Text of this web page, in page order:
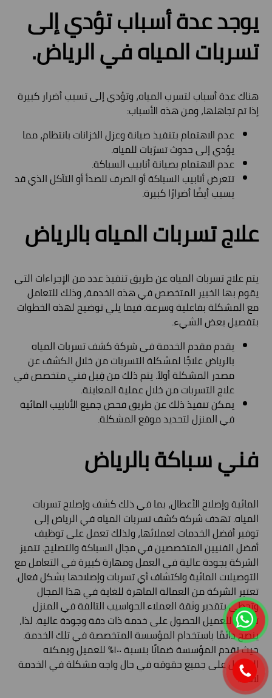
يوجد عدة أسباب تؤدي إلى
تسربات المياه في الرياض.
هناك عدة أسباب لتسرب المياه، وتؤدي إلى تسبب أضرار كبيرة
إذا تم تجاهلها، ومن هذه الأسباب:
عدم الاهتمام بتنفيذ صيانة وعزل الخزانات بانتظام، مما
يؤدي إلى حدوث تسرّبات للمياه.
عدم الاهتمام بصيانة أنابيب السباكة.
تتعرض أنابيب السباكة أو الصرف للصدأ أو التآكل الذي قد
يسبب أيضًا أضرارًا كبيرة.
علاج تسربات المياه بالرياض
يتم علاج تسربات المياه عن طريق تنفيذ عدد من الإجراءات التي
يقوم بها الخبير المتخصص في هذه الخدمة، وذلك للتعامل
مع المشكلة بفاعلية وسرعة. فيما يلي توضيح لهذه الخطوات
بتفصيل بعض الشيء.
يقدم مقدم الخدمة في شركة كشف تسربات المياه
بالرياض علاجًا لمشكلة التسربات من خلال الكشف عن
مصدر المشكلة أولاً. يتم ذلك من قِبل فني متخصص في
علاج التسربات من خلال عملية المعاينة.
يمكن تنفيذ ذلك عن طريق فحص جميع الأنابيب المائية
في المنزل لتحديد موقع المشكلة.
فني سباكة بالرياض
المائية وإصلاح الأعطال، بما في ذلك كشف وإصلاح تسربات
المياه. تهدف شركة كشف تسربات المياه في الرياض إلى
توفير أفضل الخدمات لعملائها، ولذلك تعمل على توظيف
أفضل الفنيين المتخصصين في مجال السباكة والتصليح. تتميز
الشركة بجودة عالية في العمل ومهارة كبيرة في التعامل مع
التوصيلات المائية واكتشاف أي تسربات وإصلاحها بشكل فعال.
تعتبر الشركة من العمالة الماهرة للغاية في هذا المجال
وتحظى بتقدير وثقة العملاء.الحواسيب التالفة في المنزل
تضمن للعميل الحصول على خدمة ذات دقة وجودة عالية. لذا،
ينصح دائمًا باستخدام المؤسسة المتخصصة في تلك الخدمة.
حيث تقدم المؤسسة ضمانًا بنسبة ١٠٠٪ للعميل ويمكنه
الحصول على جميع حقوقه في حال واجه مشكلة في الخدمة
لاحقًا.